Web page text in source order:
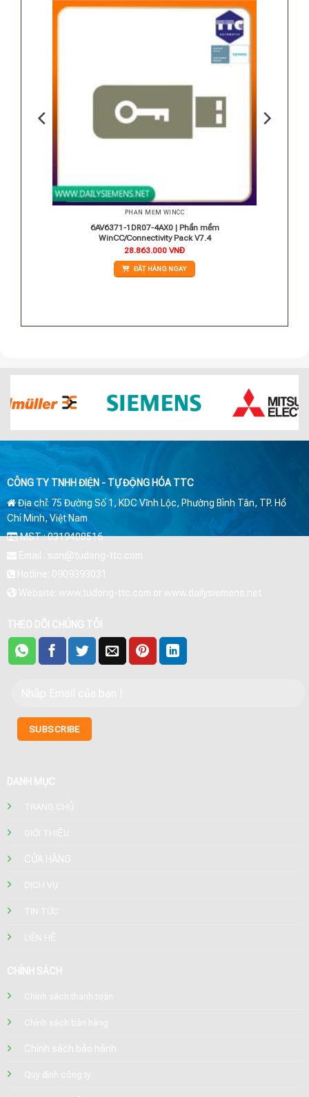
PHẦN MỀM WINCC
6AV6371-1DR07-4AX0 | Phần mềm
WinCC/Connectivity Pack V7.4
28.863.000 VNĐ
ĐẶT HÀNG NGAY
CÔNG TY TNHH ĐIỆN - TỰ ĐỘNG HÓA TTC
Địa chỉ: 75 Đường Số 1, KDC Vĩnh Lộc, Phường Bình Tân, TP. Hồ
Chí Minh, Việt Nam
MST : 0319408516
Email : son@tudong-ttc.com
Hotline: 0909393031
Website: www.tudong-ttc.com or www.dailysiemens.net
THEO DÕI CHÚNG TÔI
DANH MỤC
TRANG CHỦ
GIỚI THIỆU
CỬA HÀNG
DỊCH VỤ
TIN TỨC
LIÊN HỆ
CHÍNH SÁCH
Chính sách thanh toán
Chính sách bán hàng
Chính sách bảo hành
Quy định công ty